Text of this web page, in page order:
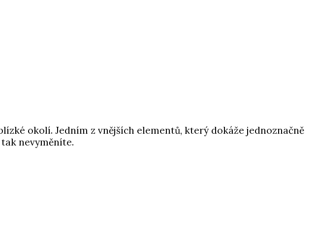
okolí. Jedním z vnějších elementů, který dokáže jednoznačně
nevyměníte.